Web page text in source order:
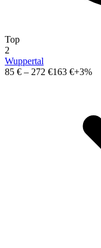
Top
2
Wuppertal
85 € – 272 €163 €+3%